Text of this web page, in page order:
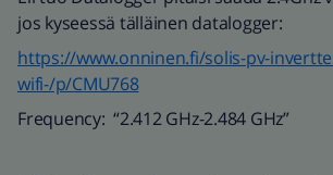
jos kyseessä tälläinen datalogger:
https://www.onninen.fi/solis-pv-
wifi-/p/CMU768
Frequency: “2.412 GHz-2.484 GHz”